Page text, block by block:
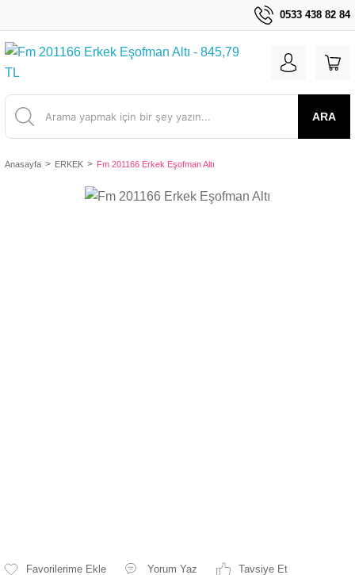
0533 438 82 84
ARA
Anasayfa ERKEK Fm 201166 Erkek Eşofman Altı
Yorum Yaz Tavsiye Et